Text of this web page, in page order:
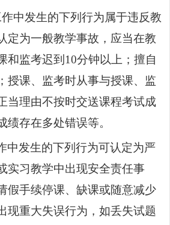
作中发生的下列行为属于违反教
定为一般教学事故，应当在教
和监考迟到 10分钟以上；擅自
授课、监考时从事与授课、监
当理由不按时交送课程考试成
绩存在多处错误等。
中发生的下列行为可认定为严
实习教学中出现安全责任事
假手续停课、缺课或随意减少
现重大失误行为，如丢失试题